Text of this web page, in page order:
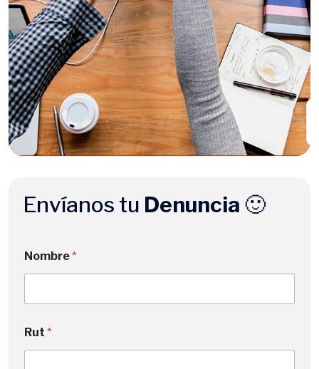
Envíanos tu Denuncia 🙂
Nombre*
Rut *